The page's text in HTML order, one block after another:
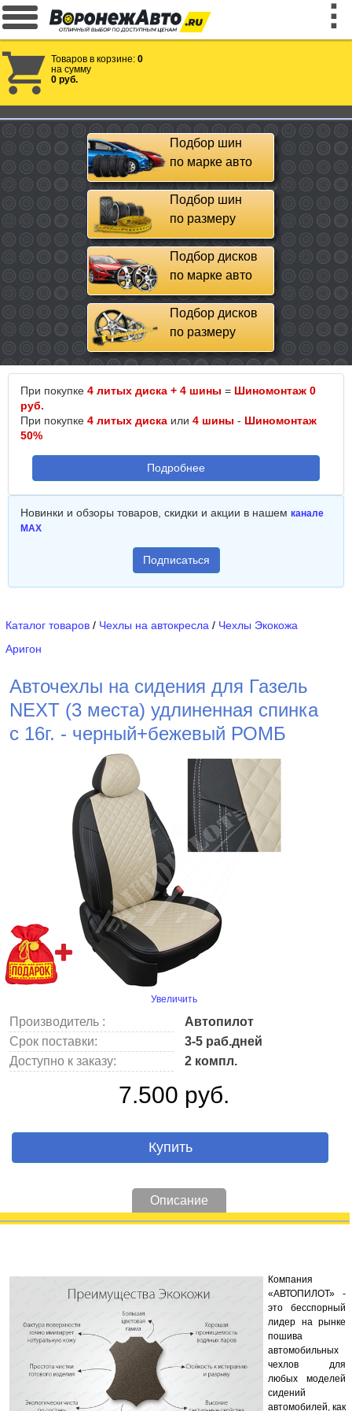
Товаров в корзине: 0
на сумму
0 руб.
Подбор шин
по марке авто
Подбор шин
по размеру
Подбор дисков
по марке авто
Подбор дисков
по размеру
При покупке 4 литых диска + 4 шины = Шиномонтаж 0
руб.
При покупке 4 литых диска или 4 шины - Шиномонтаж
50%
Подробнее
Новинки и обзоры товаров, скидки и акции в нашем канале
MAX
Подписаться
Каталог товаров / Чехлы на автокресла / Чехлы Экокожа
Аригон
Авточехлы на сидения для Газель
NEXT (3 места) удлиненная спинка
c 16г. - черный+бежевый РОМБ
Увеличить
Производитель :
Автопилот
Срок поставки:
3-5 раб.дней
Доступно к заказу:
2 компл.
7.500 руб.
Купить
Описание
Компания
«АВТОПИЛОТ» -
это бесспорный
лидер на рынке
пошива
автомобильных
чехлов для
любых моделей
сидений
автомобилей, как